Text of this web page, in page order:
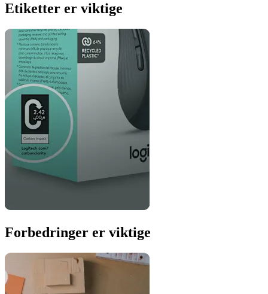
Etiketter er viktige
Forbedringer er viktige